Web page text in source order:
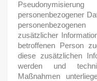
personenbezogener
zusätzlicher
betroffenen Person
diese zusätzlichen
werden und
Maßnahmen